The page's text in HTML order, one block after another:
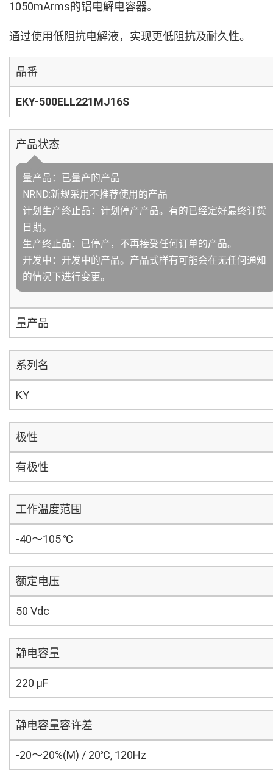
1050mArms的铝电解电容器。
通过使用低阻抗电解液，实现更低阻抗及耐久性。
品番
EKY-500ELL221MJ16S
产品状态
量产品：已量产的产品
NRND:新规采用不推荐使用的产品
计划生产终止品：计划停产产品。有的已经定好最终订货
日期。
生产终止品：已停产，不再接受任何订单的产品。
开发中：开发中的产品。产品式样有可能会在无任何通知
的情况下进行变更。
量产品
系列名
KY
极性
有极性
工作温度范围
-40～105 ℃
额定电压
50 Vdc
静电容量
220 µF
静电容量容许差
-20～20%(M) / 20℃, 120Hz